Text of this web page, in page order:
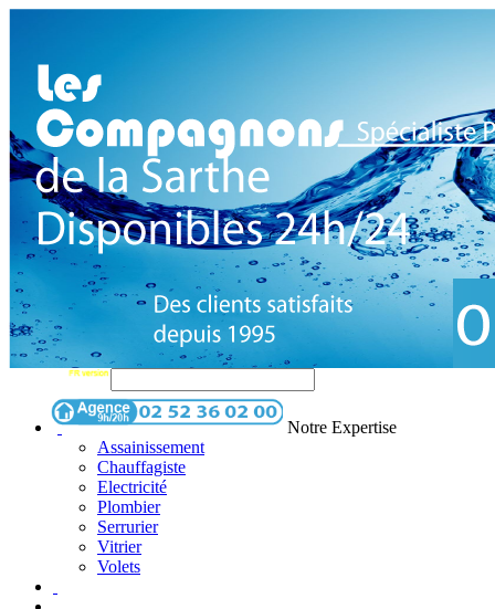
Notre Expertise
Assainissement
Chauffagiste
Electricité
Plombier
Serrurier
Vitrier
Volets